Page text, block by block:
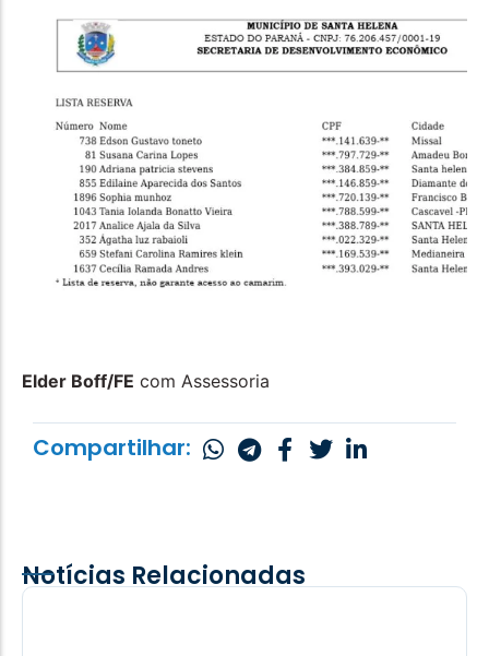
Elder Boff/FE com Assessoria
Compartilhar:
Notícias Relacionadas